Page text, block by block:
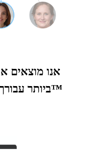
אנו מוצאים
ביותר